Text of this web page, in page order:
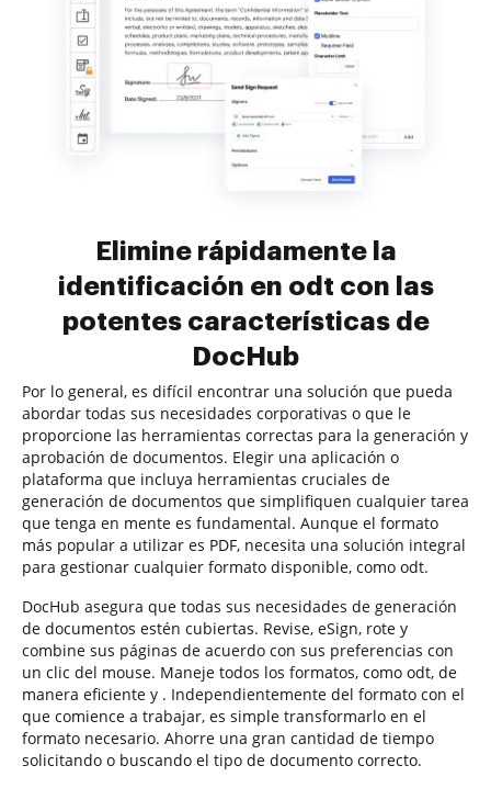
Elimine rápidamente la
identificación en odt con las
potentes características de
DocHub
Por lo general, es difícil encontrar una solución que pueda
abordar todas sus necesidades corporativas o que le
proporcione las herramientas correctas para la generación y
aprobación de documentos. Elegir una aplicación o
plataforma que incluya herramientas cruciales de
generación de documentos que simplifiquen cualquier tarea
que tenga en mente es fundamental. Aunque el formato
más popular a utilizar es PDF, necesita una solución integral
para gestionar cualquier formato disponible, como odt.
DocHub asegura que todas sus necesidades de generación
de documentos estén cubiertas. Revise, eSign, rote y
combine sus páginas de acuerdo con sus preferencias con
un clic del mouse. Maneje todos los formatos, como odt, de
manera eficiente y . Independientemente del formato con el
que comience a trabajar, es simple transformarlo en el
formato necesario. Ahorre una gran cantidad de tiempo
solicitando o buscando el tipo de documento correcto.